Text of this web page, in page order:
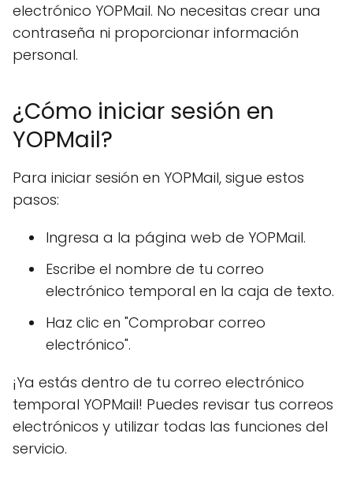
electrónico YOPMail. No necesitas crear una
contraseña ni proporcionar información
personal.
¿Cómo iniciar sesión en
YOPMail?
Para iniciar sesión en YOPMail, sigue estos
pasos:
Ingresa a la página web de YOPMail.
Escribe el nombre de tu correo
electrónico temporal en la caja de texto.
Haz clic en "Comprobar correo
electrónico".
¡Ya estás dentro de tu correo electrónico
temporal YOPMail! Puedes revisar tus correos
electrónicos y utilizar todas las funciones del
servicio.